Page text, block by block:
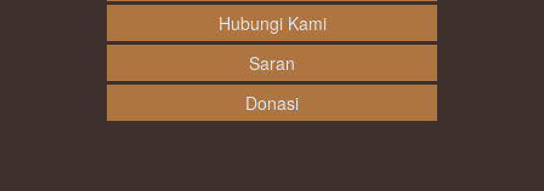
Hubungi Kami
Saran
Donasi